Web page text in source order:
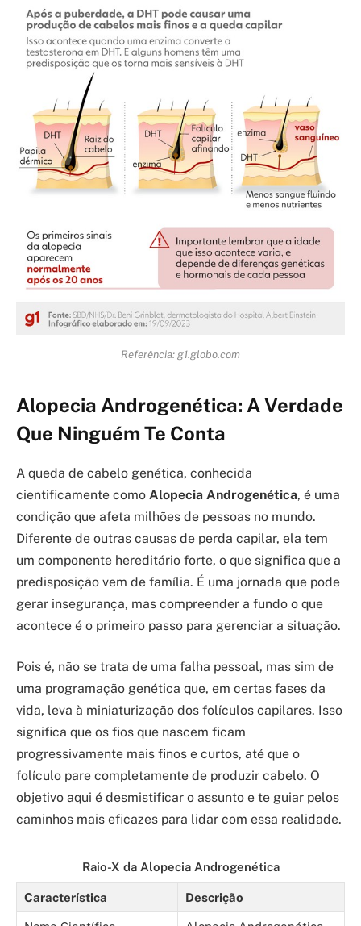
Referência: g1.globo.com
Alopecia Androgenética: A Verdade
Que Ninguém Te Conta
A queda de cabelo genética, conhecida
cientificamente como Alopecia Androgenética, é uma
condição que afeta milhões de pessoas no mundo.
Diferente de outras causas de perda capilar, ela tem
um componente hereditário forte, o que significa que a
predisposição vem de família. É uma jornada que pode
gerar insegurança, mas compreender a fundo o que
acontece é o primeiro passo para gerenciar a situação.
Pois é, não se trata de uma falha pessoal, mas sim de
uma programação genética que, em certas fases da
vida, leva à miniaturização dos folículos capilares. Isso
significa que os fios que nascem ficam
progressivamente mais finos e curtos, até que o
folículo pare completamente de produzir cabelo. O
objetivo aqui é desmistificar o assunto e te guiar pelos
caminhos mais eficazes para lidar com essa realidade.
Raio-X da Alopecia Androgenética
Característica Descrição